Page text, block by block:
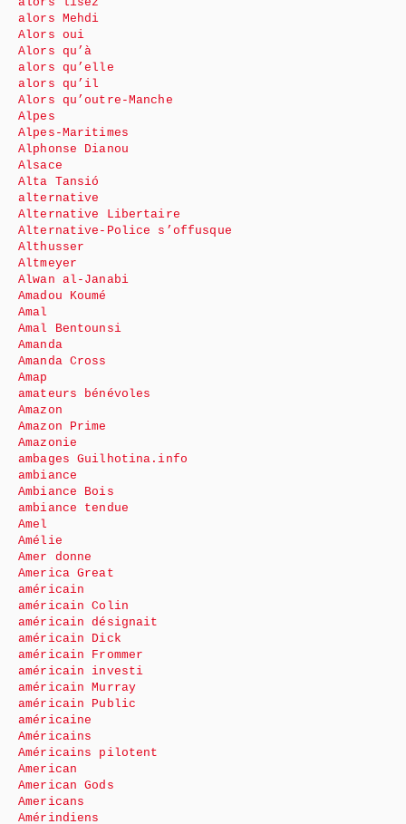
alors Mehdi
Alors oui
Alors qu’à
alors qu’elle
alors qu’il
Alors qu’outre-Manche
Alpes
Alpes-Maritimes
Alphonse Dianou
Alsace
Alta Tansió
alternative
Alternative Libertaire
Alternative-Police s’offusque
Althusser
Altmeyer
Alwan al-Janabi
Amadou Koumé
Amal
Amal Bentounsi
Amanda
Amanda Cross
Amap
amateurs bénévoles
Amazon
Amazon Prime
Amazonie
ambages Guilhotina.info
ambiance
Ambiance Bois
ambiance tendue
Amel
Amélie
Amer donne
America Great
américain
américain Colin
américain désignait
américain Dick
américain Frommer
américain investi
américain Murray
américain Public
américaine
Américains
Américains pilotent
American
American Gods
Americans
Amérindiens